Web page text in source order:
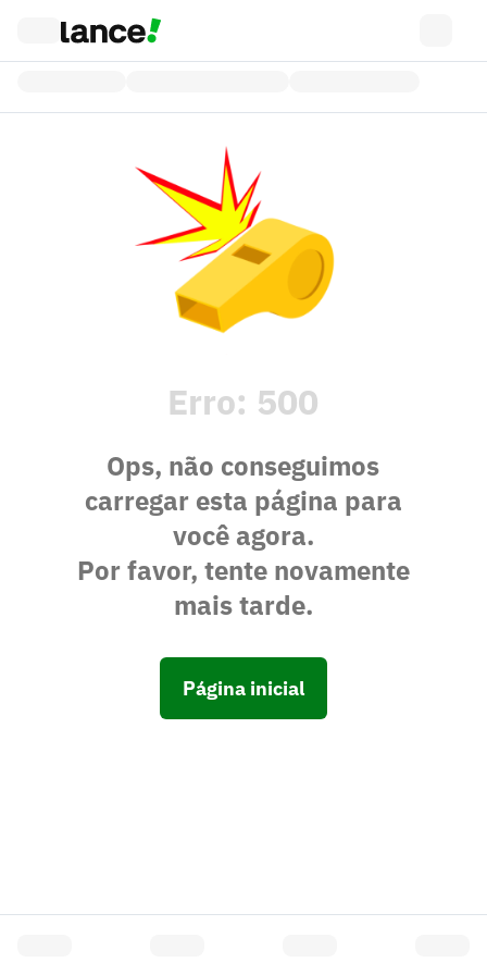
Erro: 500
Ops, não conseguimos
carregar esta página para
você agora.
Por favor, tente novamente
mais tarde.
Página inicial